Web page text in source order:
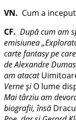
VN. Cum a
CF. După cum am
emisiunea
carte fantasy pe
de Alexandre
am atacat
VerneşiO lume
Mai târziu am
biografii, însă